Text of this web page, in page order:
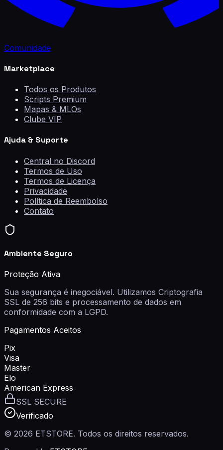
Comunidade
Marketplace
Todos os Produtos
Scripts Premium
Mapas & MLOs
Clube VIP
Ajuda & Suporte
Central no Discord
Termos de Uso
Termos de Licença
Privacidade
Política de Reembolso
Contato
Ambiente Seguro
Proteção Ativa
Sua segurança é inegociável. Utilizamos Criptografia
SSL de 256 bits e processamento de dados em
conformidade com a LGPD.
Pagamentos Aceitos
Pix
Visa
Master
Elo
American Express
SSL SECURE
Verificado
© 2026 ETSTORE. Todos os direitos reservados.